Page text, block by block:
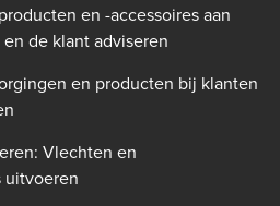
en -accessoires aan
de klant adviseren
en producten bij klanten
Vlechten en
uitvoeren